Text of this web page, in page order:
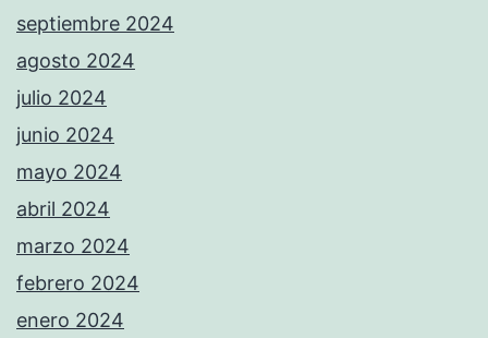
septiembre 2024
agosto 2024
julio 2024
junio 2024
mayo 2024
abril 2024
marzo 2024
febrero 2024
enero 2024